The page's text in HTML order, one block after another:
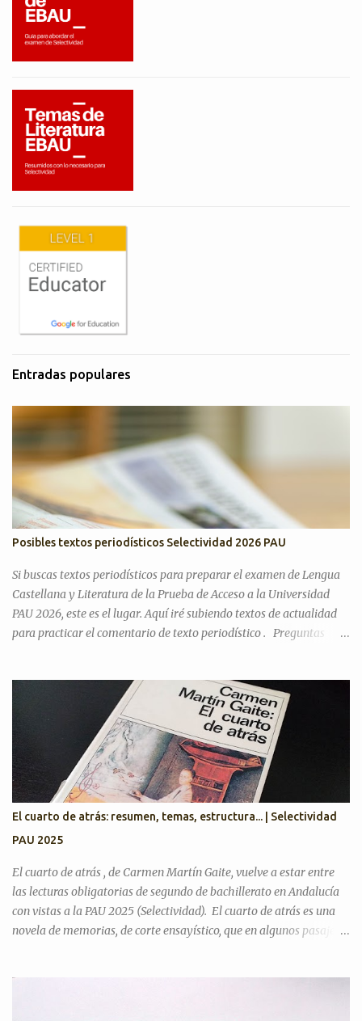
Entradas populares
Posibles textos periodísticos Selectividad 2026 PAU
Si buscas textos periodísticos para preparar el examen de Lengua
Castellana y Literatura de la Prueba de Acceso a la Universidad
PAU 2026, este es el lugar. Aquí iré subiendo textos de actualidad
para practicar el comentario de texto periodístico . Preguntas
el discurso argumentativo (pregunta 3 en PAU Andalucía). PAU
2025. Exámenes titulares, suplentes y reservas ¿Cree que la actual
situación económica y social de España es precaria? ¿Considera
que la literatura cumple alguna función en la actualidad?
¿Considera que la inteligencia artificial podrá sustituir al ser
humano en las creaciones artísticas y en el desarrollo de otras
ciencias? ¿Son todas las opiniones igualmente respetables?
¿Queremos más a nuestra familia o a aquellas personas con las
que tenemos más trato? Artículos para practicar PAU 2026 YO A
TU EDAD José Luis Sastre...
El cuarto de atrás: resumen, temas, estructura... | Selectividad
PAU 2025
El cuarto de atrás , de Carmen Martín Gaite, vuelve a estar entre
las lecturas obligatorias de segundo de bachillerato en Andalucía
con vistas a la PAU 2025 (Selectividad). El cuarto de atrás es una
novela de memorias, de corte ensayístico, que en algunos pasajes